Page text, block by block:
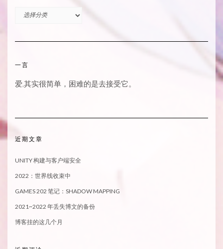
一言
爱,其实很简单，困难的是去接受它。
近期文章
UNITY 构建与客户端安全
2022：世界线收束中
GAMES 202 笔记：SHADOW MAPPING
2021~2022 年丢失博文的备份
博客挂的这几个月